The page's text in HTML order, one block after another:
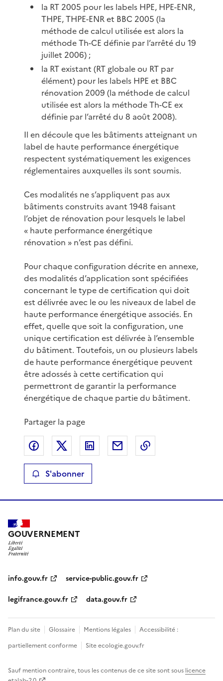
la RT 2005 pour les labels HPE, HPE-ENR,
THPE, THPE-ENR et BBC 2005 (la
méthode de calcul utilisée est alors la
méthode Th-CE définie par l’arrêté du 19
juillet 2006) ;
la RT existant (RT globale ou RT par
élément) pour les labels HPE et BBC
rénovation 2009 (la méthode de calcul
utilisée est alors la méthode Th-CE ex
définie par l’arrêté du 8 août 2008).
Il en découle que les bâtiments atteignant un
label de haute performance énergétique
respectent systématiquement les exigences
réglementaires auxquelles ils sont soumis.
Ces modalités ne s’appliquent pas aux
bâtiments construits avant 1948 faisant
l’objet de rénovation pour lesquels le label
« haute performance énergétique
rénovation » n’est pas défini.
Pour chaque configuration décrite en annexe,
des modalités d’application sont spécifiées
concernant le type de certification qui doit
est délivrée avec le ou les niveaux de label de
haute performance énergétique associés. En
effet, quelle que soit la configuration, une
unique certification est délivrée à l’ensemble
du bâtiment. Toutefois, un ou plusieurs labels
de haute performance énergétique peuvent
être adossés à cette certification qui
permettront de garantir la performance
énergétique de chaque partie du bâtiment.
Partager la page
Partager sur Facebook
Partager sur XPartager sur LinkedIn
Partager par email
S'abonner
GOUVERNEMENT
info.gouv.fr
service-public.gouv.fr
legifrance.gouv.fr
data.gouv.fr
Plan du site Glossaire Mentions légales
Accessibilité :
partiellement conforme
Site ecologie.gouv.fr
Sauf mention contraire, tous les contenus de ce site sont sous licence